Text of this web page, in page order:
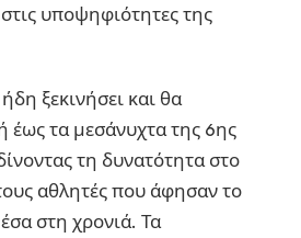
υποψηφιότητες της
ξεκινήσει και θα
έως τα μεσάνυχτα της 6ης
τη δυνατότητα στο
αθλητές που άφησαν το
στη χρονιά. Τα